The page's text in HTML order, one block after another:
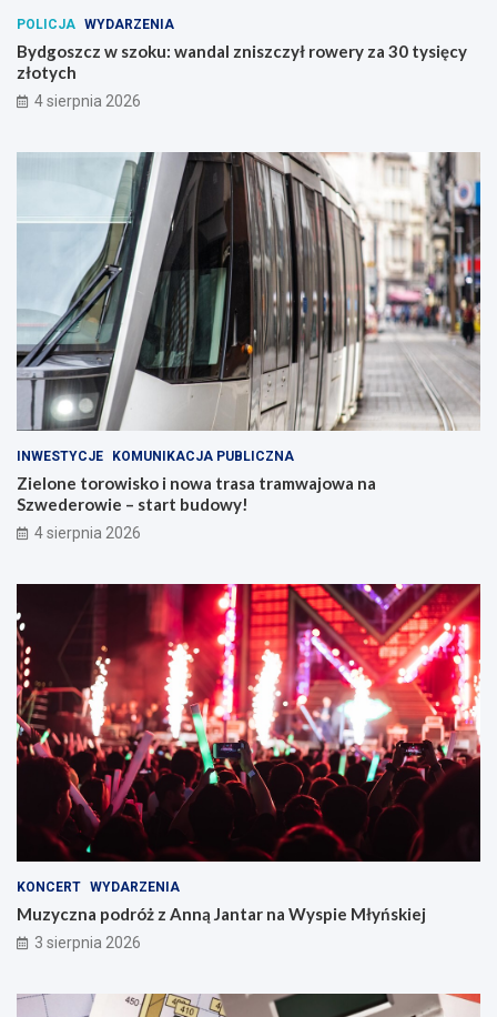
POLICJA WYDARZENIA
Bydgoszcz w szoku: wandal zniszczył rowery za 30 tysięcy
złotych
4 sierpnia 2026
INWESTYCJE KOMUNIKACJA PUBLICZNA
Zielone torowisko i nowa trasa tramwajowa na
Szwederowie – start budowy!
4 sierpnia 2026
KONCERT WYDARZENIA
Muzyczna podróż z Anną Jantar na Wyspie Młyńskiej
3 sierpnia 2026